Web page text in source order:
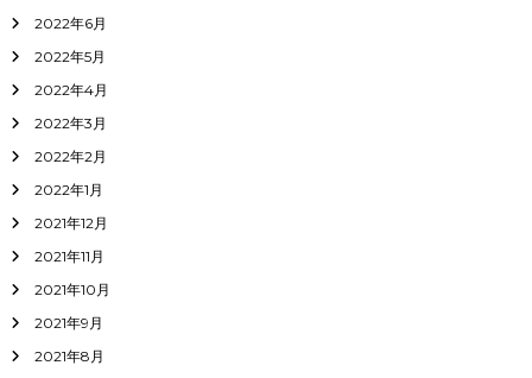
2022年6月
2022年5月
2022年4月
2022年3月
2022年2月
2022年1月
2021年12月
2021年11月
2021年10月
2021年9月
2021年8月